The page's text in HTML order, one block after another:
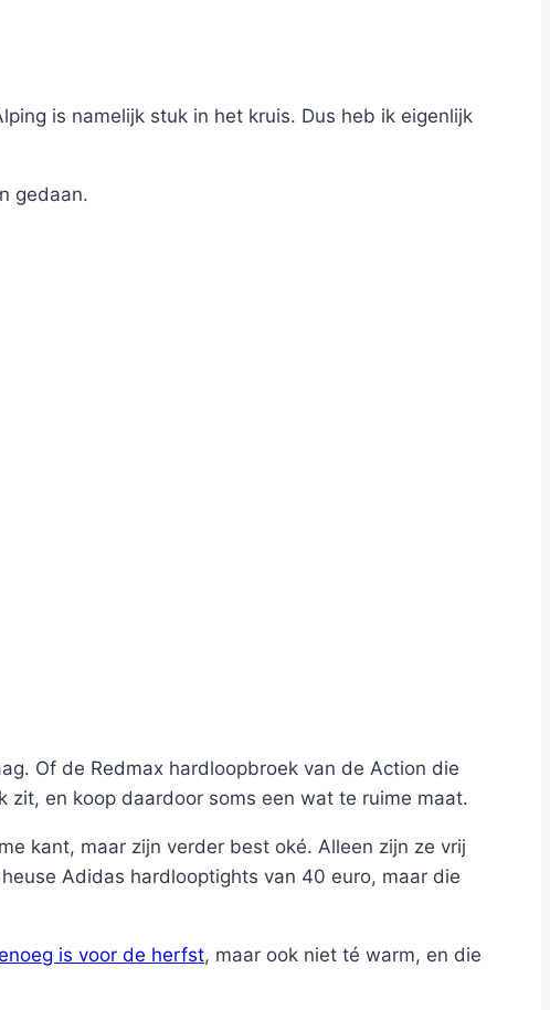
is namelijk stuk in het kruis. Dus heb ik eigenlijk
gedaan.
Of de Redmax hardloopbroek van de Action die
zit, en koop daardoor soms een wat te ruime maat.
kant, maar zijn verder best oké. Alleen zijn ze vrij
Adidas hardlooptights van 40 euro, maar die
is voor de herfst, maar ook niet té warm, en die